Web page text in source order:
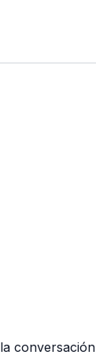
conversación